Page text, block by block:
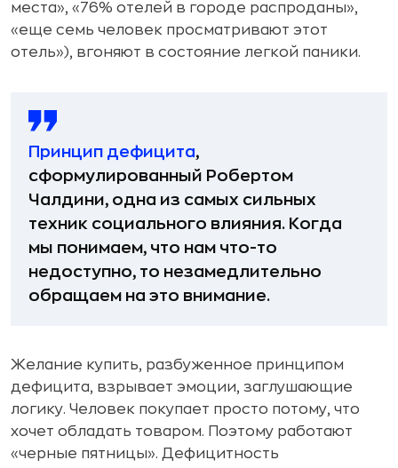
места», «76% отелей в городе распроданы»,
«еще семь человек просматривают этот
отель»), вгоняют в состояние легкой паники.
Принцип дефицита,
сформулированный Робертом
Чалдини, одна из самых сильных
техник социального влияния. Когда
мы понимаем, что нам что-то
недоступно, то незамедлительно
обращаем на это внимание.
Желание купить, разбуженное принципом
дефицита, взрывает эмоции, заглушающие
логику. Человек покупает просто потому, что
хочет обладать товаром. Поэтому работают
«черные пятницы». Дефицитность